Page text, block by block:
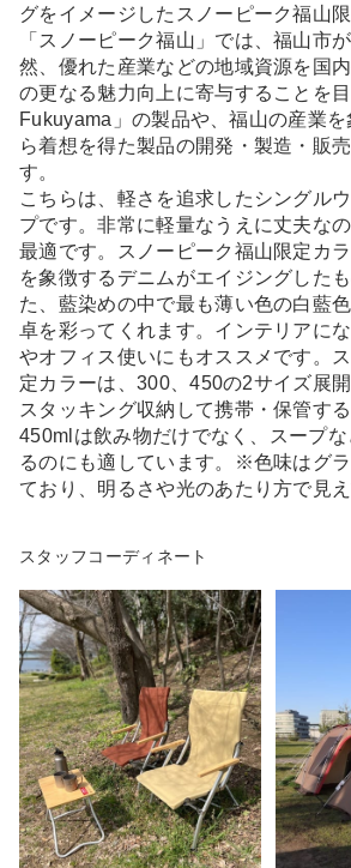
グをイメージしたスノーピーク福山
「スノーピーク福山」では、福山市
然、優れた産業などの地域資源を国
の更なる魅力向上に寄与することを
Fukuyama」の製品や、福山の産業
ら着想を得た製品の開発・製造・販
す。
こちらは、軽さを追求したシングル
プです。非常に軽量なうえに丈夫な
最適です。スノーピーク福山限定カ
を象徴するデニムがエイジングした
た、藍染めの中で最も薄い色の白藍
卓を彩ってくれます。インテリアに
やオフィス使いにもオススメです。
定カラーは、300、450の2サイズ展
スタッキング収納して携帯・保管す
450mlは飲み物だけでなく、スープ
るのにも適しています。※色味はグ
ており、明るさや光のあたり方で見
スタッフコーディネート